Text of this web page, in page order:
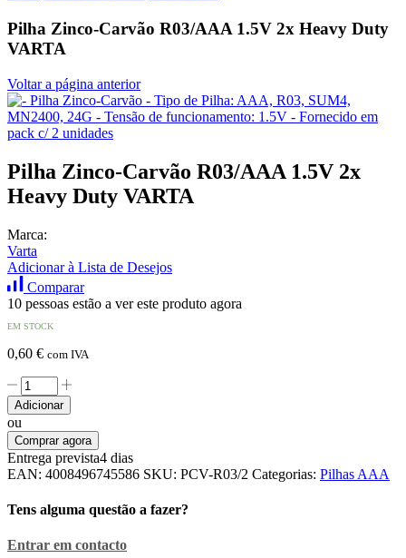
Pilha Zinco-Carvão R03/AAA 1.5V 2x Heavy Duty
VARTA
Voltar a página anterior
Pilha Zinco-Carvão R03/AAA 1.5V 2x
Heavy Duty VARTA
Marca:
Varta
Adicionar à Lista de Desejos
Comparar
10 pessoas estão a ver este produto agora
EM STOCK
0,60 € com IVA
Quantidade
de
Pilha
Zinco-
Carvão
R03/AAA
1.5V
Heavy
VARTA
Adicionar
ou
Comprar agora
Entrega prevista4 dias
EAN: 4008496745586 SKU: PCV-R03/2 Categorias: Pilhas AAA
Tens alguma questão a fazer?
Entrar em contacto